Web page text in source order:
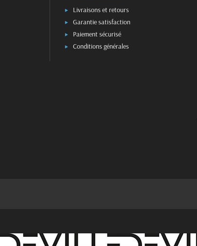
Livraisons et retours
Garantie satisfaction
Paiement sécurisé
Conditions générales